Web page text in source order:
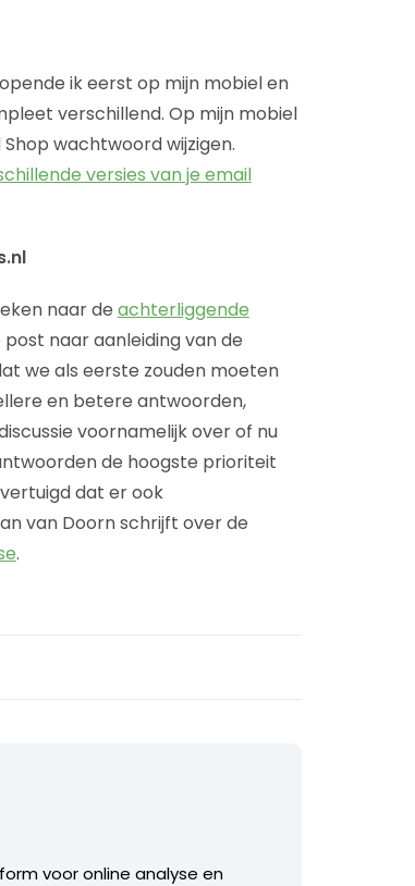
ik eerst op mijn mobiel en
verschillend. Op mijn mobiel
wachtwoord wijzigen.
versies van je email
naar de achterliggende
naar aanleiding van de
we als eerste zouden moeten
en betere antwoorden,
voornamelijk over of nu
de hoogste prioriteit
dat er ook
van Doorn schrijft over de
.
voor online analyse en